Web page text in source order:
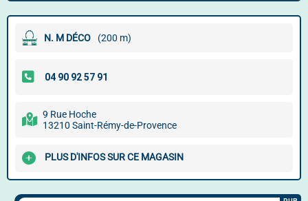
N. M DÉCO (200 m)
9 Rue Hoche
13210 Saint-Rémy-de-Provence
PLUS D'INFOS SUR CE MAGASIN